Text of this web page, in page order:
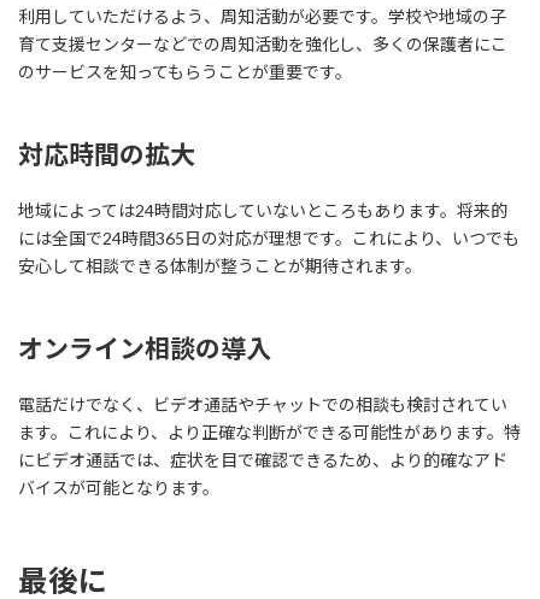
利用していただけるよう、周知活動が必要です。学校や地域の子
育て支援センターなどでの周知活動を強化し、多くの保護者にこ
のサービスを知ってもらうことが重要です。
対応時間の拡大
地域によっては24時間対応していないところもあります。将来的
には全国で24時間365日の対応が理想です。これにより、いつでも
安心して相談できる体制が整うことが期待されます。
オンライン相談の導入
電話だけでなく、ビデオ通話やチャットでの相談も検討されてい
ます。これにより、より正確な判断ができる可能性があります。特
にビデオ通話では、症状を目で確認できるため、より的確なアド
バイスが可能となります。
最後に